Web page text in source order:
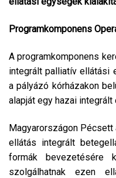
Programkomponens
A programkomponens
integrált palliatív ellátási
a pályázó kórházakon
alapját egy hazai
Magyarországon
ellátás integrált
formák bevezetésére
szolgálhatnak ezen